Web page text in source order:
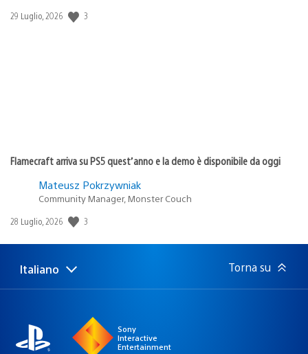
Data
29 Luglio, 2026 3
Flamecraft arriva su PS5 quest’anno e la demo è disponibile da oggi
Mateusz Pokrzywniak
Community Manager, Monster Couch
Data
pubblicazione:
28 Luglio, 2026 3
Seleziona
una
Regione
attuale:
Italiano Torna su
Sony
Interactive
Entertainment